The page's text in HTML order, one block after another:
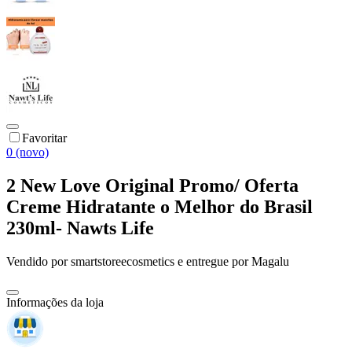
Favoritar
0 (novo)
2 New Love Original Promo/ Oferta
Creme Hidratante o Melhor do Brasil
230ml- Nawts Life
Vendido porsmartstoreecosmetics e entregue por Magalu
Informações da loja